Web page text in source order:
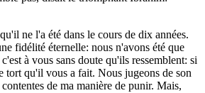
ne l'a été dans le cours de dix années.
fidélité éternelle: nous n'avons été que
à vous sans doute qu'ils ressemblent: si
tort qu'il vous a fait. Nous jugeons de son
de ma manière de punir. Mais,